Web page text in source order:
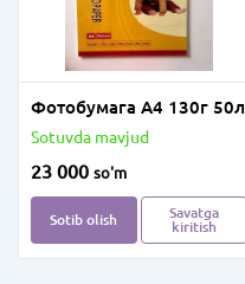
Фотобумага А4 130г 50л
Sotuvda mavjud
23 000 so'm
Sotib olish
Savatga
kiritish